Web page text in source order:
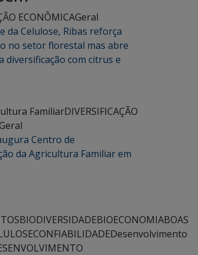
ECONÔMICAGeral
da Celulose, Ribas reforça
no setor florestal mas abre
diversificação com citrus e
FamiliarDIVERSIFICAÇÃO
Centro de
da Agricultura Familiar em
BIODIVERSIDADEBIOECONOMIABOAS
CONFIABILIDADEDesenvolvimento